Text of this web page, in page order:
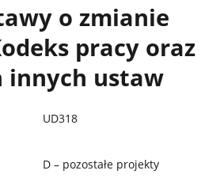
o zmianie
pracy oraz
innych ustaw
UD318
D – pozostałe projekty